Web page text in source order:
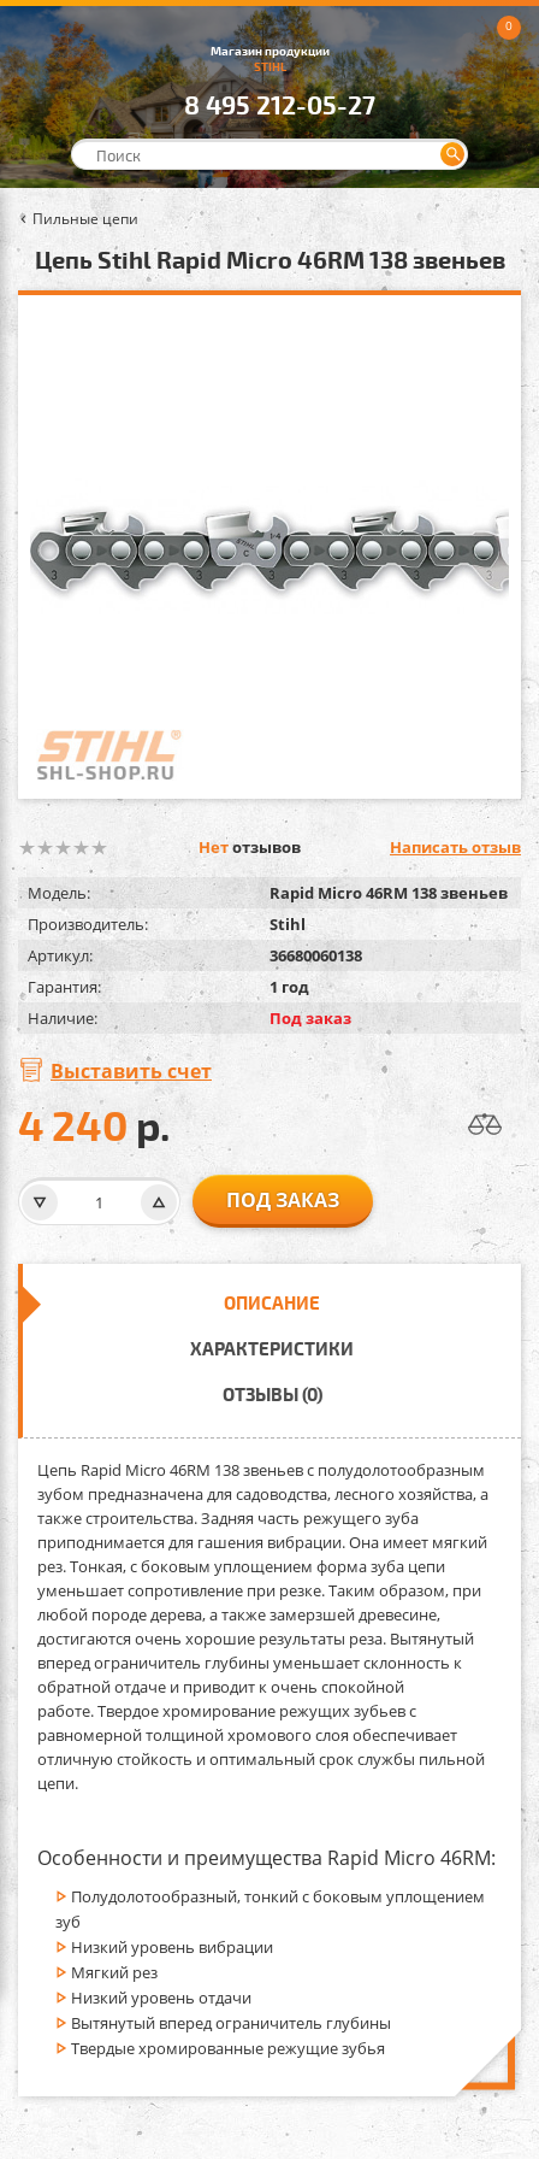
Магазин продукции
STIHL
8 495 212-05-27
0
Пильные цепи
Цепь Stihl Rapid Micro 46RM 138 звеньев
Нетотзывов Написать отзыв
Модель:
Rapid Micro 46RM 138 звеньев
Производитель:
Stihl
Артикул:
36680060138
Гарантия:
1 год
Наличие:
Под заказ
Выставить счет
4 240 р.
ПОД ЗАКАЗ
ОПИСАНИЕ
ХАРАКТЕРИСТИКИ
ОТЗЫВЫ (0)
Цепь Rapid Micro 46RM 138 звеньевс полудолотообразным
зубом предназначена для садоводства, лесного хозяйства, а
также строительства. Задняя часть режущего зуба
приподнимается для гашения вибрации. Она имеет мягкий
рез. Тонкая, с боковым уплощением форма зуба цепи
уменьшает сопротивление при резке. Таким образом, при
любой породе дерева, а также замерзшей древесине,
достигаются очень хорошие результаты реза. Вытянутый
вперед ограничитель глубины уменьшает склонность к
обратной отдаче и приводит к очень спокойной
работе. Твердое хромирование режущих зубьев с
равномерной толщиной хромового слоя обеспечивает
отличную стойкость и оптимальный срок службы пильной
цепи.
Особенности и преимущества Rapid Micro 46RM:
Полудолотообразный, тонкий с боковым уплощением
зуб
Низкий уровень вибрации
Мягкий рез
Низкий уровень отдачи
Вытянутый вперед ограничитель глубины
Твердые хромированные режущие зубья